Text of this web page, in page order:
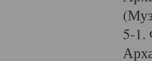
5-1.